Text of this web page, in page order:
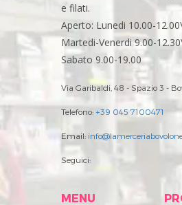
e filati.
Aperto: Lunedi 10.00-
Martedi-Venerdi 9.00-
Sabato 9.00-19.00
Via Garibaldi, 48 - Spazio 3 -
Telefono: +39 045 7100471
Email:
Seguici:
MENU